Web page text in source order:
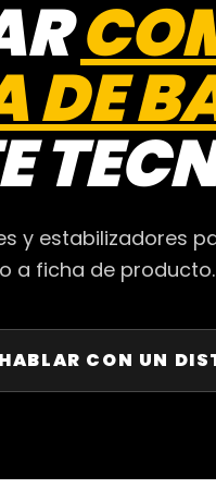
DE
y estabilizadores
a ficha de producto.
HABLAR CON UN